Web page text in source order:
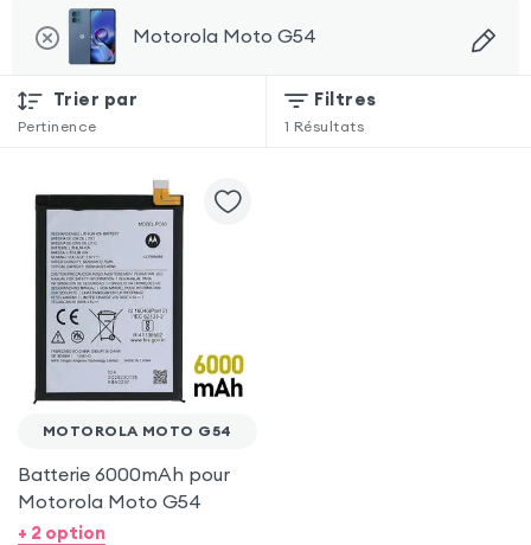
Motorola Moto G54
Trier par
Pertinence
Filtres
1 Résultats
MOTOROLA MOTO G54
Batterie 6000mAh pour
Motorola Moto G54
+ 2 option